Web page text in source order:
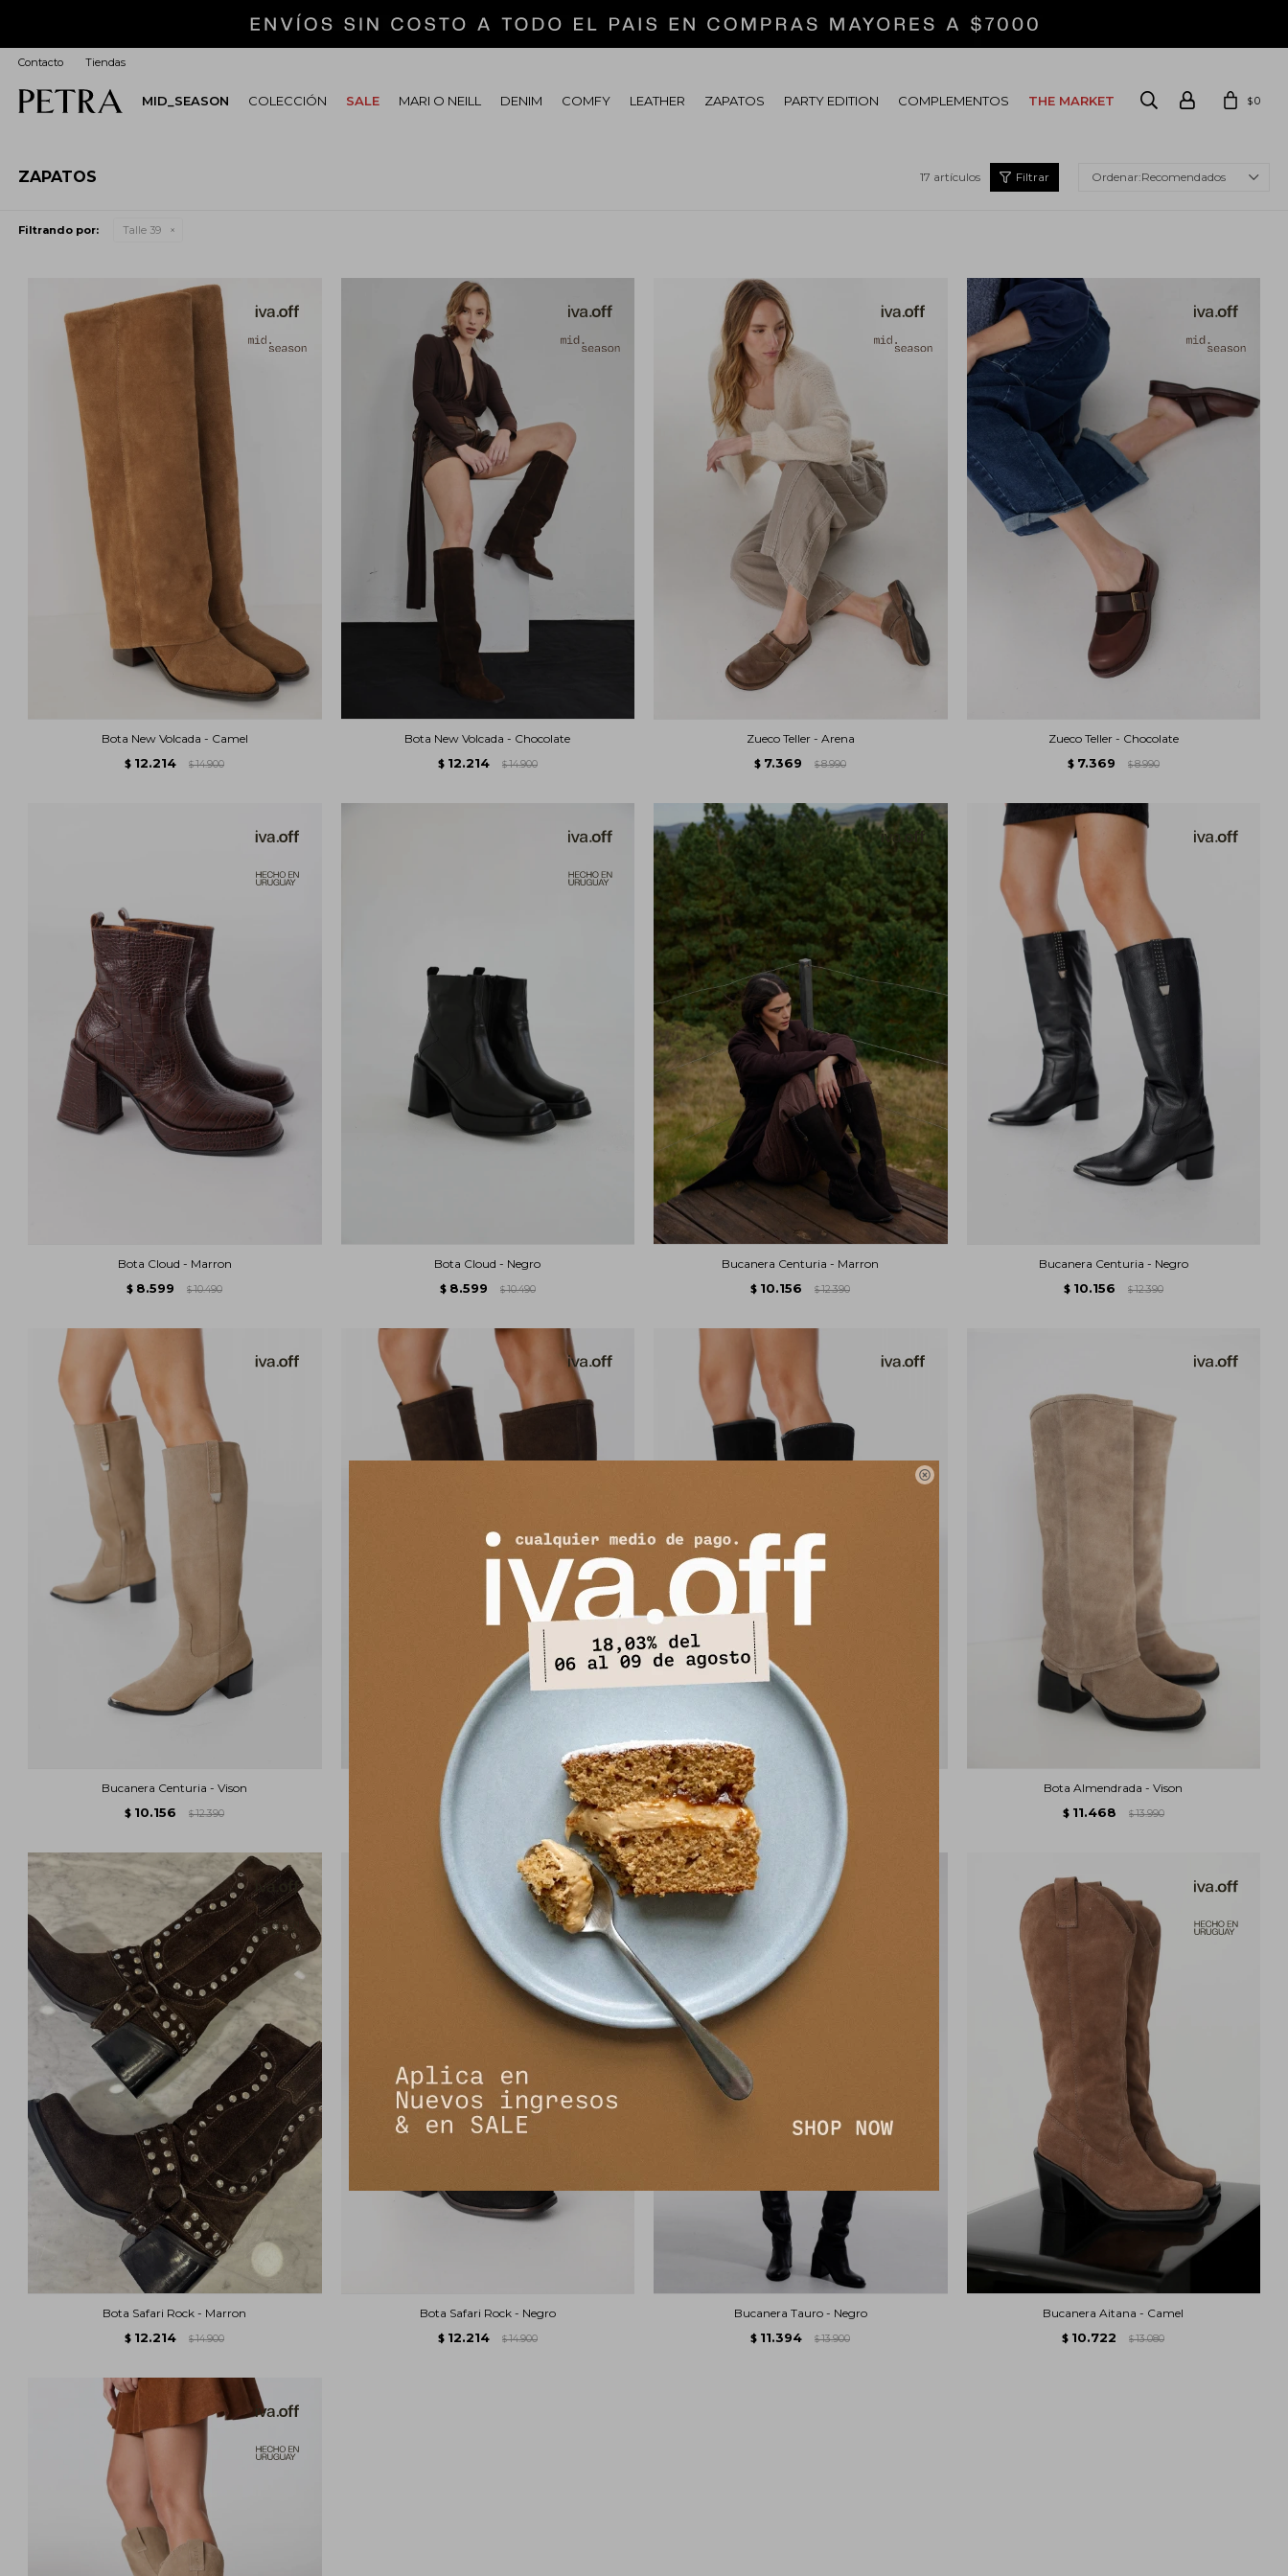

MID_SEASON COLECCIÓN SALE MARI O NEILL DENIM COMFY LEATHER ZAPATOS PARTY EDITION COMPLEMENTOS THE MARKET $0
Contacto Tiendas
ZAPATOS 17 artículos Recomendados
Filtrando por: Talle 39
Bota New Volcada - Camel
$ 12.214 $ 14.900
Bota New Volcada - Chocolate
$ 12.214 $ 14.900
Zueco Teller - Arena
$ 7.369 $ 8.990
Zueco Teller - Chocolate
$ 7.369 $ 8.990
Bota Cloud - Marron
$ 8.599 $ 10.490
Bota Cloud - Negro
$ 8.599 $ 10.490
Bucanera Centuria - Marron
$ 10.156 $ 12.390
Bucanera Centuria - Negro
$ 10.156 $ 12.390
Bucanera Centuria - Vison
$ 10.156 $ 12.390
Bota Almendrada - Marron Bota Almendrada - Negro
$
Bota Almendrada - Vison
$ 11.468 $ 13.990
Bota Safari Rock - Marron
$ 12.214 $ 14.900
Bota Safari Rock - Negro
$ 12.214 $ 14.900
Bucanera Tauro - Negro
$ 11.394 $ 13.900
Bucanera Aitana - Camel
$ 10.722 $ 13.080